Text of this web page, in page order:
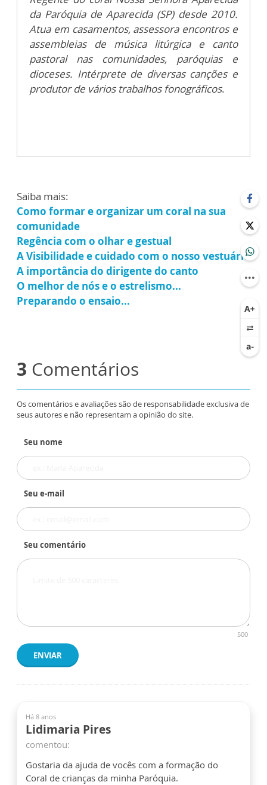
da Paróquia de Aparecida (SP) desde 2010.
Atua em casamentos, assessora encontros e
assembleias de música litúrgica e canto
pastoral nas comunidades, paróquias e
dioceses. Intérprete de diversas canções e
produtor de vários trabalhos fonográficos.
Saiba mais:
Como formar e organizar um coral na sua
comunidade
Regência com o olhar e gestual
A Visibilidade e cuidado com o nosso vestuário
A importância do dirigente do canto
O melhor de nós e o estrelismo...
Preparando o ensaio...
3 Comentários
Os comentários e avaliações são de responsabilidade exclusiva de
seus autores e não representam a opinião do site.
Seu nome
Seu e-mail
Seu comentário
500
ENVIAR
Há 8 anos
Lidimaria Pires
comentou:
Gostaria da ajuda de vocês com a formação do
Coral de crianças da minha Paróquia.